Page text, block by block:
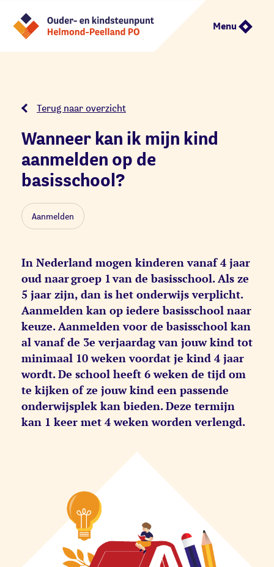
Menu
Terug naar overzicht
Wanneer kan ik mijn kind
aanmelden op de
basisschool?
Aanmelden
In Nederland mogen kinderen vanaf 4 jaar
oud naar groep 1 van de basisschool. Als ze
5 jaar zijn, dan is het onderwijs verplicht.
Aanmelden kan op iedere basisschool naar
keuze. Aanmelden voor de basisschool kan
al vanaf de 3e verjaardag van jouw kind tot
minimaal 10 weken voordat je kind 4 jaar
wordt. De school heeft 6 weken de tijd om
te kijken of ze jouw kind een passende
onderwijsplek kan bieden. Deze termijn
kan 1 keer met 4 weken worden verlengd.